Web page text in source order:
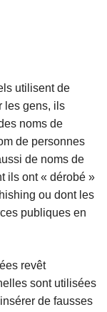
utilisent de
les gens, ils
noms de
de personnes
de noms de
ils ont « dérobé »
ou dont les
publiques en
revêt
sont utilisées
de fausses